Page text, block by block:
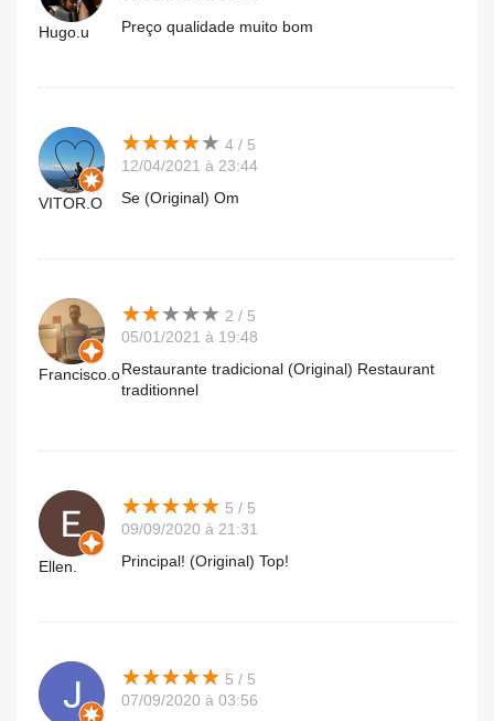
Hugo.u
Preço qualidade muito bom
VITOR.O
★★★★★
★★★★★ 4 / 5
12/04/2021 à 23:44
Se (Original) Om
Francisco.o
★★★★★
★★★★★ 2 / 5
05/01/2021 à 19:48
Restaurante tradicional (Original) Restaurant
traditionnel
Ellen.
★★★★★
★★★★★ 5 / 5
09/09/2020 à 21:31
Principal! (Original) Top!
★★★★★
★★★★★ 5 / 5
07/09/2020 à 03:56